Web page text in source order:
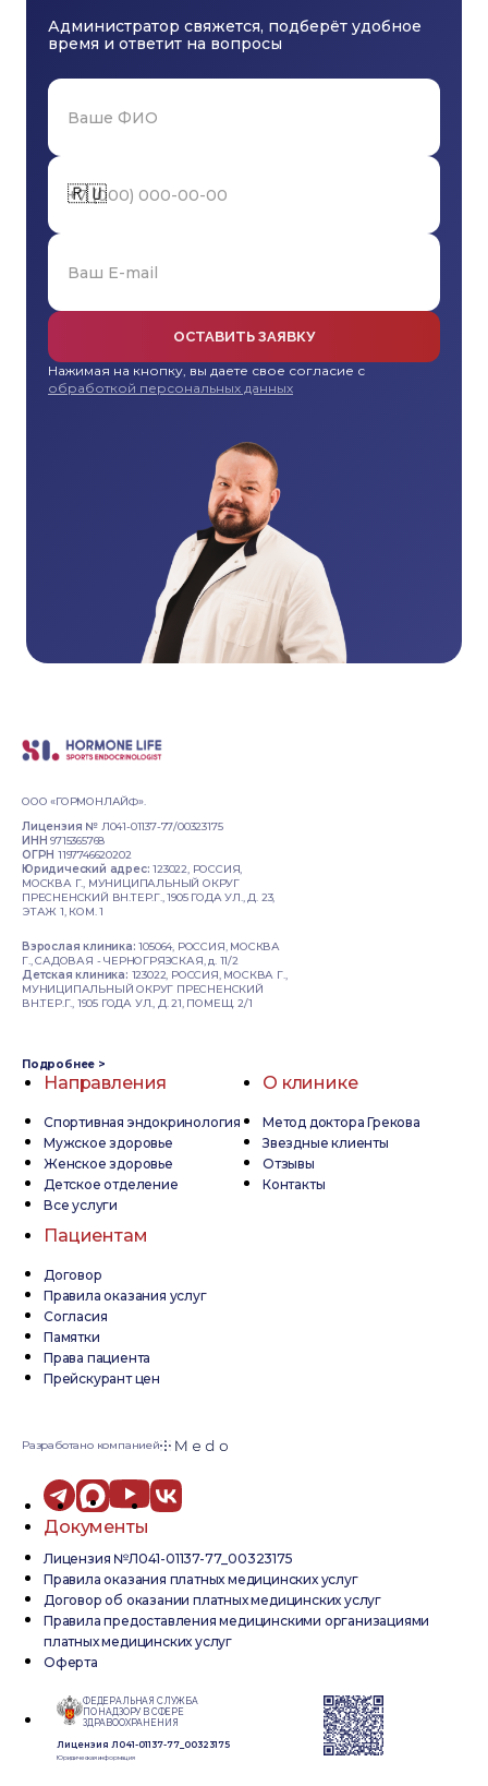
Администратор свяжется, подберёт удобное
время и ответит на вопросы
🇷🇺
ОСТАВИТЬ ЗАЯВКУ
Нажимая на кнопку, вы даете свое согласие с
обработкой персональных данных
ООО «ГОРМОНЛАЙФ».
Лицензия № Л041-01137-77/00323175
ИНН 9715365768
ОГРН 1197746620202
Юридический адрес:123022, РОССИЯ,
МОСКВА Г., МУНИЦИПАЛЬНЫЙ ОКРУГ
ПРЕСНЕНСКИЙ ВН.ТЕР.Г., 1905 ГОДА УЛ., Д. 23,
ЭТАЖ 1, КОМ. 1
Взрослая клиника: 105064, РОССИЯ, МОСКВА
Г., САДОВАЯ - ЧЕРНОГРЯЗСКАЯ, д. 11/2
Детская клиника: 123022, РОССИЯ, МОСКВА Г.,
МУНИЦИПАЛЬНЫЙ ОКРУГ ПРЕСНЕНСКИЙ
ВН.ТЕР.Г., 1905 ГОДА УЛ., Д. 21, ПОМЕЩ. 2/1
Подробнее >
Направления
Спортивная эндокринология
Мужское здоровье
Женское здоровье
Детское отделение
Все услуги
О клинике
Метод доктора Грекова
Звездные клиенты
Отзывы
Контакты
Пациентам
Договор
Правила оказания услуг
Согласия
Памятки
Права пациента
Прейскурант цен
Разработано компанией
Документы
Лицензия №Л041-01137-77_00323175
Правила оказания платных медицинских услуг
Договор об оказании платных медицинских услуг
Правила предоставления медицинскими организациями
платных медицинских услуг
Оферта
ФЕДЕРАЛЬНАЯ СЛУЖБА
ПО НАДЗОРУ В СФЕРЕ
ЗДРАВООХРАНЕНИЯ
Лицензия Л041-01137-77_00323175
Юридическая информация